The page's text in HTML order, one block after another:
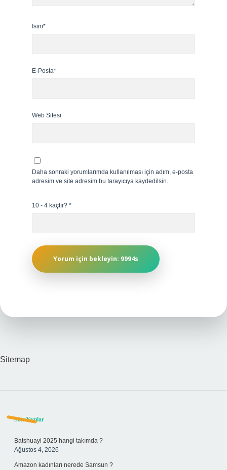
İsim*
E-Posta*
Web Sitesi
Daha sonraki yorumlarımda kullanılması için adım, e-posta
adresim ve site adresim bu tarayıcıya kaydedilsin.
10 - 4 kaçtır? *
Sitemap
Sidebar
Son Yazılar
Batshuayi 2025 hangi takımda ?
Ağustos 4, 2026
Amazon kadınları nerede Samsun ?